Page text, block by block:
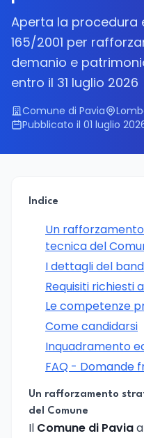
Aperta la procedura
165/2001 per
demanio e
entro il 31 luglio 2026
Comune di Pavia
Pubblicato il 01 luglio
Indice
Un
tecnica del
I dettagli del
Requisiti richiesti
Le competenze
Come candidarsi
Inquadramento
FAQ - Domande
Un rafforzamento
del Comune
Il Comune di Pavia